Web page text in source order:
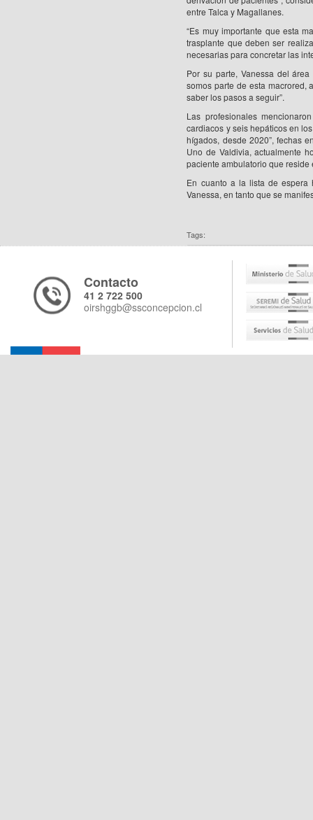
entre Talca y Magallanes.
“Es muy importante que esta
trasplante que deben ser
necesarias para concretar las
Por su parte, Vanessa del
somos parte de esta macrored,
saber los pasos a seguir”.
Las profesionales
cardiacos y seis hepáticos en
hígados, desde 2020”, fechas
Uno de Valdivia, actualmente
paciente ambulatorio que reside
En cuanto a la lista de espera
Vanessa, en tanto que se
Tags:
Contacto
41 2 722 500
oirshggb@ssconcepcion.cl